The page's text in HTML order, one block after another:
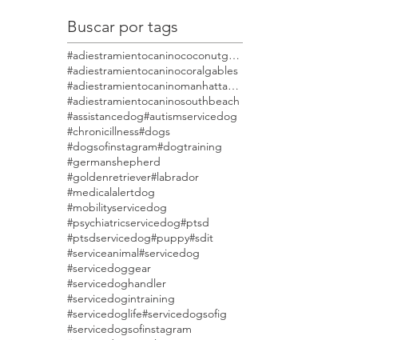
Buscar por tags
#adiestramientocaninococonutgrove
#adiestramientocaninocoralgables
#adiestramientocaninomanhattanmodestdog
#adiestramientocaninosouthbeach
#assistancedog#autismservicedog
#chronicillness#dogs
#dogsofinstagram#dogtraining
#germanshepherd
#goldenretriever#labrador
#medicalalertdog
#mobilityservicedog
#psychiatricservicedog#ptsd
#ptsdservicedog#puppy#sdit
#serviceanimal#servicedog
#servicedoggear
#servicedoghandler
#servicedogintraining
#servicedoglife#servicedogsofig
#servicedogsofinstagram